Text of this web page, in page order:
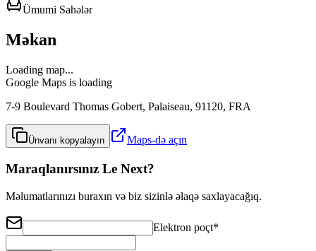
Ümumi Sahələr
Məkan
Loading map...
Google Maps is loading
7-9 Boulevard Thomas Gobert, Palaiseau, 91120, FRA
Ünvanı kopyalayın Maps-də açın
Maraqlanırsınız Le Next?
Məlumatlarınızı buraxın və biz sizinlə əlaqə saxlayacağıq.
Elektron poçt*